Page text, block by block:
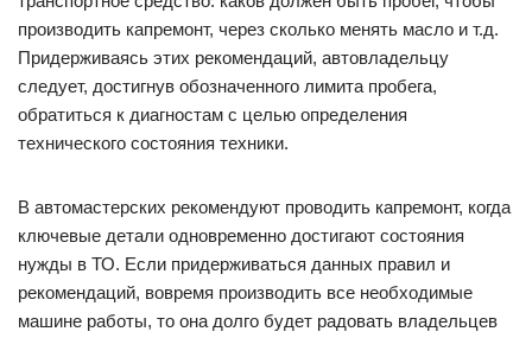
производить капремонт, через сколько менять масло и т.д.
Придерживаясь этих рекомендаций, автовладельцу
следует, достигнув обозначенного лимита пробега,
обратиться к диагностам с целью определения
технического состояния техники.
В автомастерских рекомендуют проводить капремонт, когда
ключевые детали одновременно достигают состояния
нужды в ТО. Если придерживаться данных правил и
рекомендаций, вовремя производить все необходимые
машине работы, то она долго будет радовать владельцев